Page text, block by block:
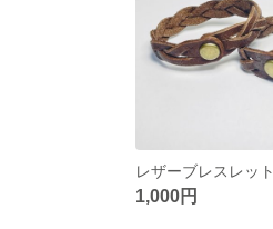
レザーブレスレット
1,000円